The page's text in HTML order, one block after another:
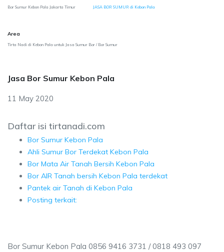
Bor Sumur Kebon Pala Jakarta Timur JASA BOR SUMUR di Kebon Pala
Area
Tirta Nadi di Kebon Pala untuk Jasa Sumur Bor / Bor Sumur
Jasa Bor Sumur Kebon Pala
11 May 2020
Daftar isi tirtanadi.com
Bor Sumur Kebon Pala
Ahli Sumur Bor Terdekat Kebon Pala
Bor Mata Air Tanah Bersih Kebon Pala
Bor AIR Tanah bersih Kebon Pala terdekat
Pantek air Tanah di Kebon Pala
Posting terkait:
Bor Sumur Kebon Pala 0856 9416 3731 / 0818 493 097